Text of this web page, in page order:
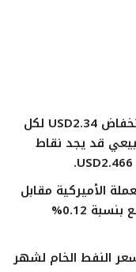
لقد تمت المتاجرة مسبقا على جلسة إنخفاض USD2.34 لكل
قد يجد نقاط
الأميركية مقابل
سلة من ست عملات رئيسية أخرى، ارتفع بنسبة 0.12%
النفط الخام لشهر